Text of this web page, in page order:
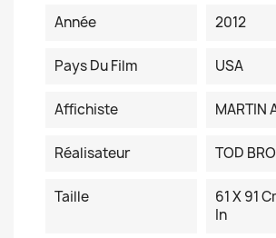
Année
2012
Pays Du Film USA
Affichiste MARTIN
Réalisateur TOD
Taille
61 X 91
In